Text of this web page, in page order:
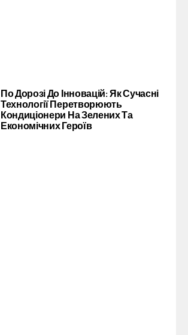
По Дорозі До Інновацій: Як Сучасні
Технології Перетворюють
Кондиціонери На Зелених Та
Економічних Героїв